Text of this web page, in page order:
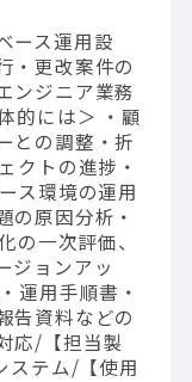
ース運用設
・更改案件の
ンジニア業務
的には＞ ・顧
との調整・折
クトの進捗・
ス環境の運用
の原因分析・
の一次評価、
ジョンアッ
運用手順書・
告資料などの
応/【担当製
ステム/【使用